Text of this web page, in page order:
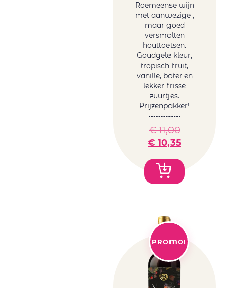
Roemeense wijn
met aanwezige ,
maar goed
versmolten
houttoetsen.
Goudgele kleur,
tropisch fruit,
vanille, boter en
lekker frisse
zuurtjes.
Prijzenpakker!
€11,00
€ 10,35
PROMO!